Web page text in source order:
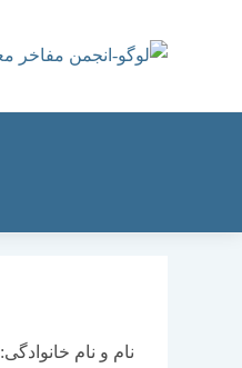
نام و نام خانوادگی: